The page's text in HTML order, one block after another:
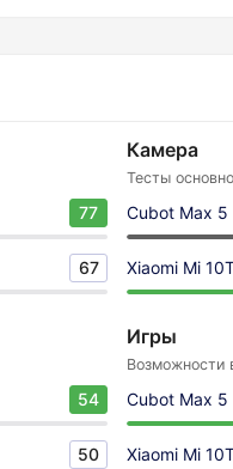
77
67
Камера
Тесты
Cubot Max 5
Xiaomi Mi
54
50
Игры
Возможности
Cubot Max 5
Xiaomi Mi